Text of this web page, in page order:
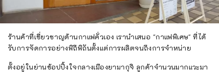
ร้านค้าที่เชี่ยวชาญด้านกาแฟคั่วเอง เรานำเสนอ "กาแฟพิเศษ" ที่ได้
รับการจัดการอย่างพิถีพิถันตั้งแต่การผลิตจนถึงการจำหน่าย
ตั้งอยู่ในย่านช้อปปิ้งใจกลางเมืองยามากุจิ ลูกค้าจำนวนมากแวะมา